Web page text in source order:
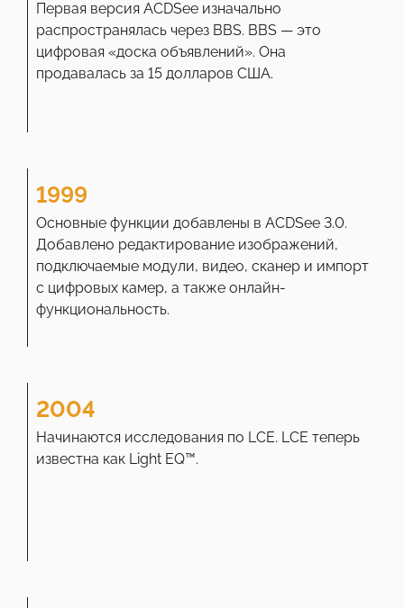
Первая версия ACDSee изначально
распространялась через BBS. BBS — это
цифровая «доска объявлений». Она
продавалась за 15 долларов США.
1999
Основные функции добавлены в ACDSee 3.0.
Добавлено редактирование изображений,
подключаемые модули, видео, сканер и импорт
с цифровых камер, а также онлайн-
функциональность.
2004
Начинаются исследования по LCE. LCE теперь
известна как Light EQ™.